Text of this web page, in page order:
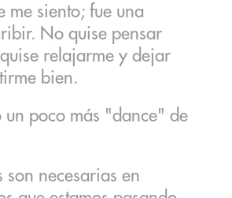
me siento; fue una
No quise pensar
relajarme y dejar
bien.
un poco más "dance" de
son necesarias en